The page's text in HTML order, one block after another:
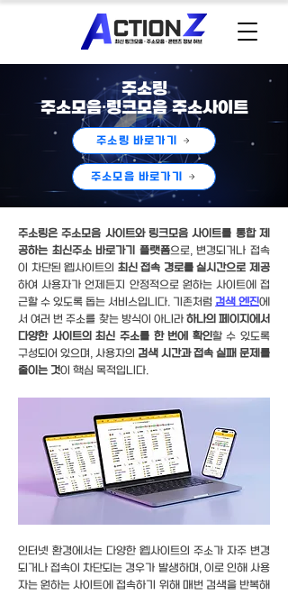
주소링
주소모음·링크모음 주소사이트
주소링 바로가기
주소모음 바로가기
주소링은 주소모음 사이트와 링크모음 사이트를 통합 제
공하는 최신주소 바로가기 플랫폼으로, 변경되거나 접속
이 차단된 웹사이트의 최신 접속 경로를 실시간으로 제공
하여 사용자가 언제든지 안정적으로 원하는 사이트에 접
근할 수 있도록 돕는 서비스입니다. 기존처럼 검색 엔진에
서 여러 번 주소를 찾는 방식이 아니라 하나의 페이지에서
다양한 사이트의 최신 주소를 한 번에 확인할 수 있도록
구성되어 있으며, 사용자의 검색 시간과 접속 실패 문제를
줄이는 것이 핵심 목적입니다.
인터넷 환경에서는 다양한 웹사이트의 주소가 자주 변경
되거나 접속이 차단되는 경우가 발생하며, 이로 인해 사용
자는 원하는 사이트에 접속하기 위해 매번 검색을 반복해